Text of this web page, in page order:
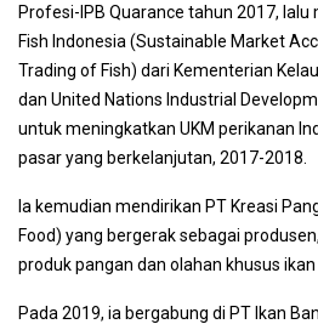
Profesi-IPB Quarance tahun 2017, lalu
Fish Indonesia (Sustainable Market
Trading of Fish) dari Kementerian
dan United Nations Industrial
untuk meningkatkan UKM perikanan
pasar yang berkelanjutan, 2017-2018.
Ia kemudian mendirikan PT Kreasi
Food) yang bergerak sebagai
produk pangan dan olahan khusus ikan
Pada 2019, ia bergabung di PT Ikan